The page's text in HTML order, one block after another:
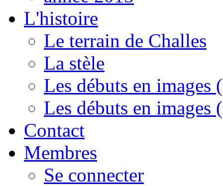
L'histoire
Le terrain de Challes
La stèle
Les débuts en images
Les débuts en images
Contact
Membres
Se connecter